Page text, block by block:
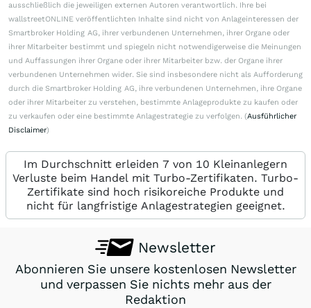
ausschließlich die jeweiligen externen Autoren verantwortlich. Ihre bei
wallstreetONLINE veröffentlichten Inhalte sind nicht von Anlageinteressen der
Smartbroker Holding AG, ihrer verbundenen Unternehmen, ihrer Organe oder
ihrer Mitarbeiter bestimmt und spiegeln nicht notwendigerweise die Meinungen
und Auffassungen ihrer Organe oder ihrer Mitarbeiter bzw. der Organe ihrer
verbundenen Unternehmen wider. Sie sind insbesondere nicht als Aufforderung
durch die Smartbroker Holding AG, ihre verbundenen Unternehmen, ihre Organe
oder ihrer Mitarbeiter zu verstehen, bestimmte Anlageprodukte zu kaufen oder
zu verkaufen oder eine bestimmte Anlagestrategie zu verfolgen. (Ausführlicher
Disclaimer)
Im Durchschnitt erleiden 7 von 10 Kleinanlegern
Verluste beim Handel mit Turbo-Zertifikaten. Turbo-
Zertifikate sind hoch risikoreiche Produkte und
nicht für langfristige Anlagestrategien geeignet.
Newsletter
Abonnieren Sie unsere kostenlosen Newsletter
und verpassen Sie nichts mehr aus der
Redaktion